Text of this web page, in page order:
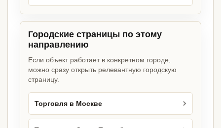
Городские страницы по этому
направлению
Если объект работает в конкретном городе,
можно сразу открыть релевантную городскую
страницу.
Торговля в Москве